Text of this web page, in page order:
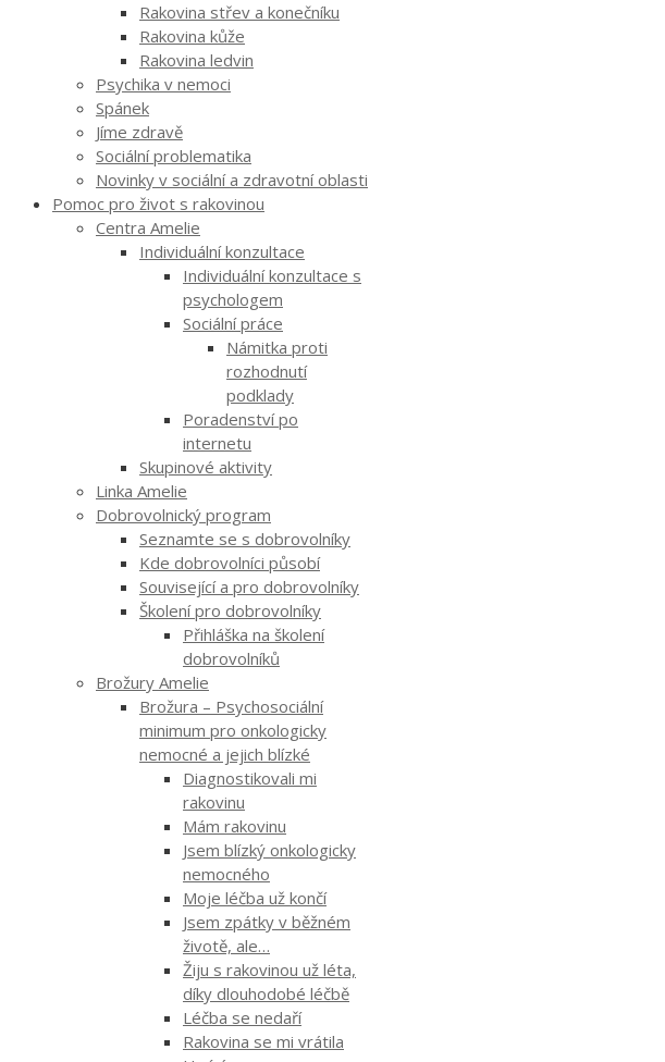
Rakovina střev a konečníku
Rakovina kůže
Rakovina ledvin
Psychika v nemoci
Spánek
Jíme zdravě
Sociální problematika
Novinky v sociální a zdravotní oblasti
Pomoc pro život s rakovinou
Centra Amelie
Individuální konzultace
Individuální konzultace s
psychologem
Sociální práce
Námitka proti
rozhodnutí
podklady
Poradenství po
internetu
Skupinové aktivity
Linka Amelie
Dobrovolnický program
Seznamte se s dobrovolníky
Kde dobrovolníci působí
Související a pro dobrovolníky
Školení pro dobrovolníky
Přihláška na školení
dobrovolníků
Brožury Amelie
Brožura – Psychosociální
minimum pro onkologicky
nemocné a jejich blízké
Diagnostikovali mi
rakovinu
Mám rakovinu
Jsem blízký onkologicky
nemocného
Moje léčba už končí
Jsem zpátky v běžném
životě, ale…
Žiju s rakovinou už léta,
díky dlouhodobé léčbě
Léčba se nedaří
Rakovina se mi vrátila